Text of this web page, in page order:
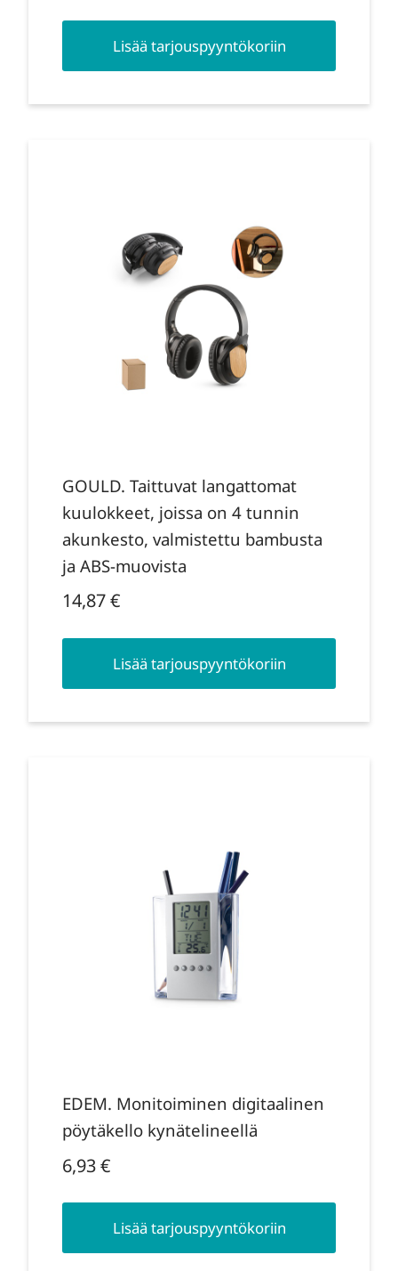
Lisää tarjouspyyntökoriin
GOULD. Taittuvat langattomat
kuulokkeet, joissa on 4 tunnin
akunkesto, valmistettu bambusta
ja ABS-muovista
14,87€
Lisää tarjouspyyntökoriin
EDEM. Monitoiminen digitaalinen
pöytäkello kynätelineellä
6,93€
Lisää tarjouspyyntökoriin